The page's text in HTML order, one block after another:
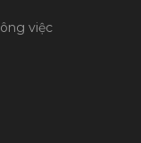
việc